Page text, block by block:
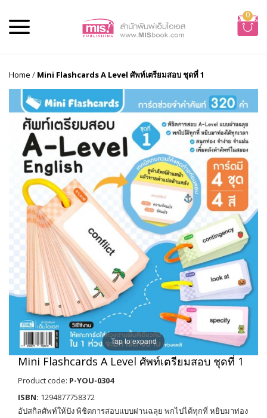
0
Home / Mini Flashcards A Level ศัพท์เตรียมสอบ ชุดที่ 1
Tap to expand
Mini Flashcards A Level ศัพท์เตรียมสอบ ชุดที่ 1
Product code: P-YOU-0304
ISBN: 1294877758372
อัปสกิลศัพท์ให้ปัง พิชิตการสอบแบบผ่านฉลุย พกไปได้ทุกที่ หยิบมาท่อง